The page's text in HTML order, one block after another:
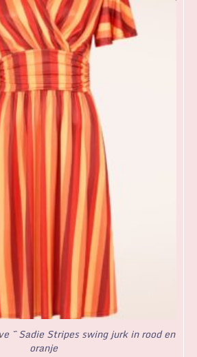
~ Sadie Stripes swing jurk in rood en
oranje